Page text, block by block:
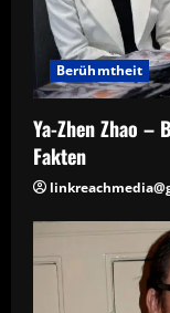
Berühmtheit
Ya-Zhen Zhao
Fakten